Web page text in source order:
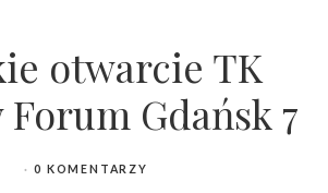
otwarcie TK
Gdańsk 7
0 KOMENTARZY